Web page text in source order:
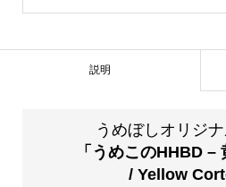
で
た。
5,300¥
説明
うめぼしオリジ
「うめこのHHBD –
/ Yellow